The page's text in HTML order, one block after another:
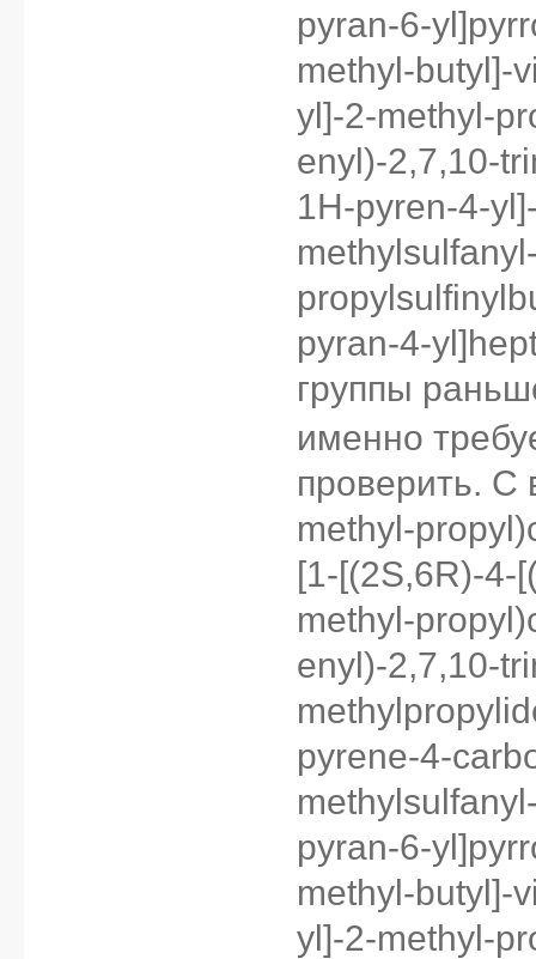
methyl-1-
yl]heptan-1-one
pyran-6-
methyl-butyl]-
yl]-2-methyl-
enyl)-2,7,10-
1H-pyren-4-
pyran-4-
группы
именно
проверить. С
methyl-
[1-[(2S,6R)-4-
methyl-
enyl)-2,7,10-
pyrene-4-
pyran-6-
methyl-butyl]-
yl]-2-methyl-